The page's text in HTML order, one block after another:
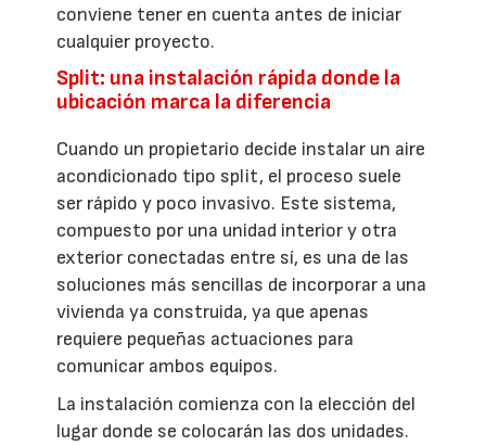
conviene tener en cuenta antes de iniciar
cualquier proyecto.
Split: una instalación rápida donde la
ubicación marca la diferencia
Cuando un propietario decide instalar un aire
acondicionado tipo split, el proceso suele
ser rápido y poco invasivo. Este sistema,
compuesto por una unidad interior y otra
exterior conectadas entre sí, es una de las
soluciones más sencillas de incorporar a una
vivienda ya construida, ya que apenas
requiere pequeñas actuaciones para
comunicar ambos equipos.
La instalación comienza con la elección del
lugar donde se colocarán las dos unidades.